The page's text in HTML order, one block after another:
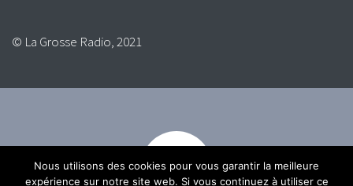
© La Grosse Radio, 2021
Nous utilisons des cookies pour vous garantir la meilleure
expérience sur notre site web. Si vous continuez à utiliser ce